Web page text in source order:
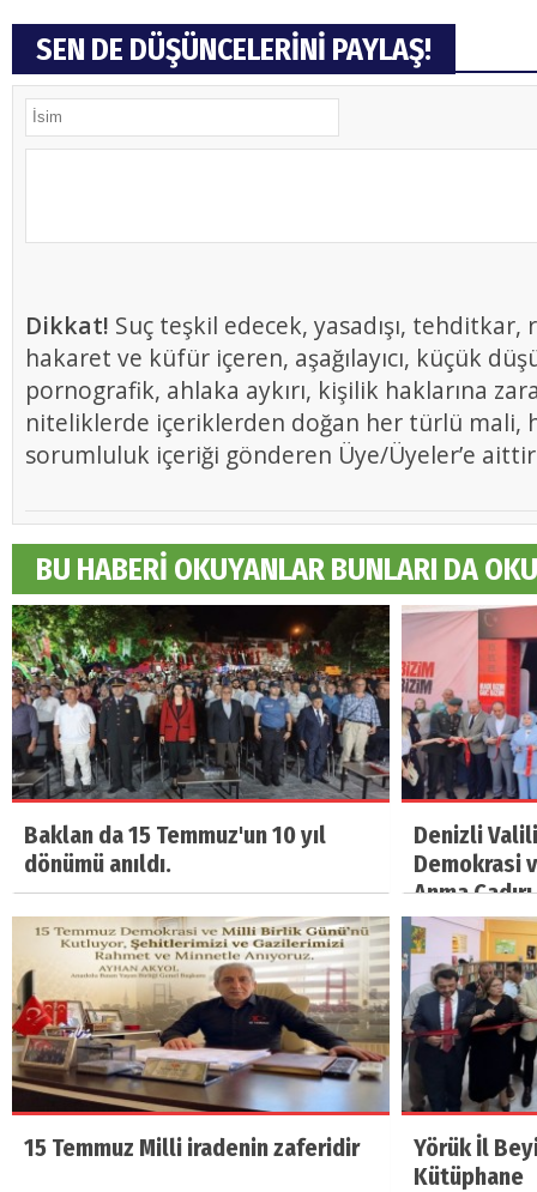
SEN DE DÜŞÜNCELERİNİ PAYLAŞ!
Dikkat! Suç teşkil edecek, yasadışı, tehditkar,
hakaret ve küfür içeren, aşağılayıcı, küçük
pornografik, ahlaka aykırı, kişilik haklarına
niteliklerde içeriklerden doğan her türlü mali,
sorumluluk içeriği gönderen Üye/Üyeler’e
BU HABERİ OKUYANLAR BUNLARI DA
Baklan da 15 Temmuz'un 10 yıl
dönümü anıldı.
Denizli
Demokrasi
Anma
15 Temmuz Milli iradenin zaferidir
Yörük İl
Kütüphane